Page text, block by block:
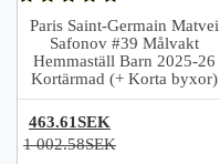
Paris Saint-Germain Matvei
Safonov #39 Målvakt
Hemmaställ Barn 2025-26
Kortärmad (+ Korta byxor)
463.61SEK
1 002.58SEK